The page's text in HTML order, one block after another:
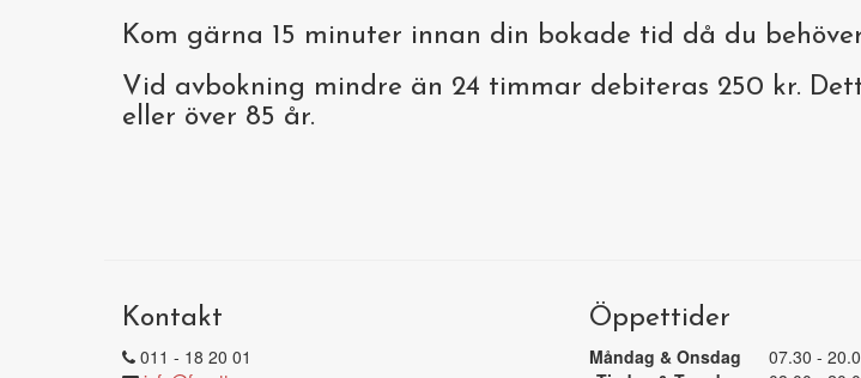
Kom gärna 15 minuter innan din bokade tid då du
Vid avbokning mindre än 24 timmar debiteras 250 kr.
eller över 85 år.
Kontakt
011 - 18 20 01
Öppettider
Måndag & Onsdag
07.30 -